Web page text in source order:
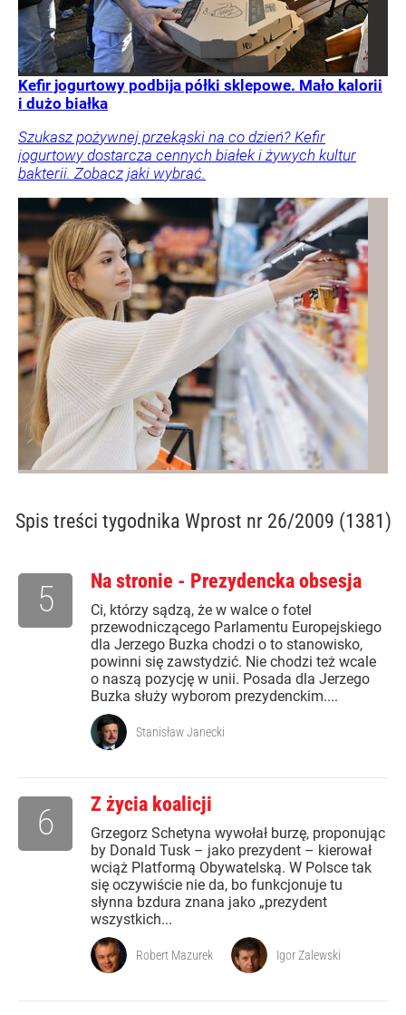
Kefir jogurtowy podbija półki sklepowe. Mało kalorii
i dużo białka
Szukasz pożywnej przekąski na co dzień? Kefir
jogurtowy dostarcza cennych białek i żywych kultur
bakterii. Zobacz jaki wybrać.
Spis treści tygodnika Wprost nr 26/2009 (1381)
Na stronie - Prezydencka obsesja
Ci, którzy sądzą, że w walce o fotel
przewodniczącego Parlamentu Europejskiego
dla Jerzego Buzka chodzi o to stanowisko,
powinni się zawstydzić. Nie chodzi też wcale
o naszą pozycję w unii. Posada dla Jerzego
Buzka służy wyborom prezydenckim....
5
Stanisław Janecki
Z życia koalicji
Grzegorz Schetyna wywołał burzę, proponując
by Donald Tusk – jako prezydent – kierował
wciąż Platformą Obywatelską. W Polsce tak
się oczywiście nie da, bo funkcjonuje tu
słynna bzdura znana jako „prezydent
wszystkich...
6
Robert Mazurek Igor Zalewski